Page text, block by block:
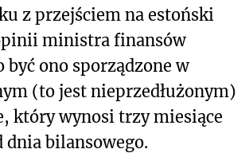
z przejściem na estoński
ministra finansów
być ono sporządzone w
(to jest nieprzedłużonym)
który wynosi trzy miesiące
dnia bilansowego.